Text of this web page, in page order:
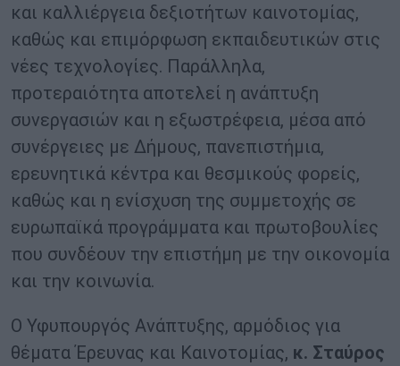
και καλλιέργεια δεξιοτήτων καινοτομίας,
καθώς και επιμόρφωση εκπαιδευτικών στις
νέες τεχνολογίες. Παράλληλα,
προτεραιότητα αποτελεί η ανάπτυξη
συνεργασιών και η εξωστρέφεια, μέσα από
συνέργειες με Δήμους, πανεπιστήμια,
ερευνητικά κέντρα και θεσμικούς φορείς,
καθώς και η ενίσχυση της συμμετοχής σε
ευρωπαϊκά προγράμματα και πρωτοβουλίες
που συνδέουν την επιστήμη με την οικονομία
και την κοινωνία.
Ο Υφυπουργός Ανάπτυξης, αρμόδιος για
θέματα Έρευνας και Καινοτομίας, κ. Σταύρος